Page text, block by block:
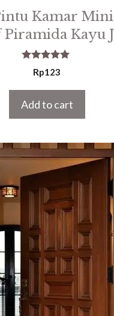
Kamar
Kayu
5.00
out of 5
Rp123
Add to cart